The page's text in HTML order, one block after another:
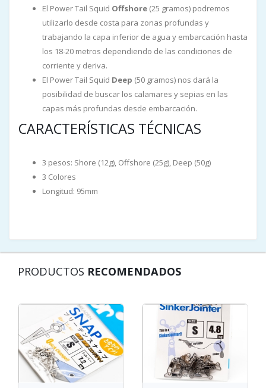
El Power Tail Squid Offshore (25 gramos) podremos
utilizarlo desde costa para zonas profundas y
trabajando la capa inferior de agua y embarcación hasta
los 18-20 metros dependiendo de las condiciones de
corriente y deriva.
El Power Tail Squid Deep (50 gramos) nos dará la
posibilidad de buscar los calamares y sepias en las
capas más profundas desde embarcación.
CARACTERÍSTICAS TÉCNICAS
3 pesos: Shore (12g), Offshore (25g), Deep (50g)
3 Colores
Longitud: 95mm
PRODUCTOS RECOMENDADOS